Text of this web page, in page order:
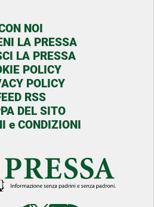
NOI
LA PRESSA
LA PRESSA
POLICY
POLICY
RSS
DEL SITO
e CONDIZIONI